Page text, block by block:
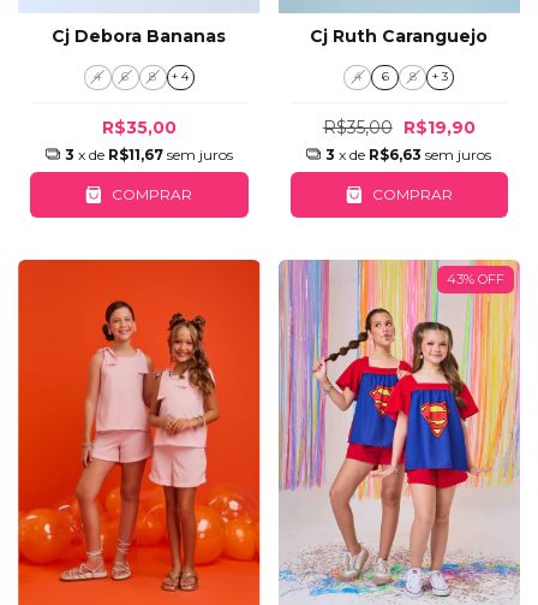
Cj Debora Bananas
4 6 8 + 4
R$35,00
3 x de R$11,67 sem juros
COMPRAR
Cj Ruth Caranguejo
4 6 8 + 3
R$35,00 R$19,90
3 x de R$6,63 sem juros
COMPRAR
43% OFF